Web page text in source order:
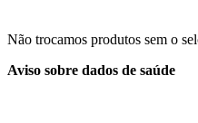
Não trocamos produtos sem o
Aviso sobre dados de saúde